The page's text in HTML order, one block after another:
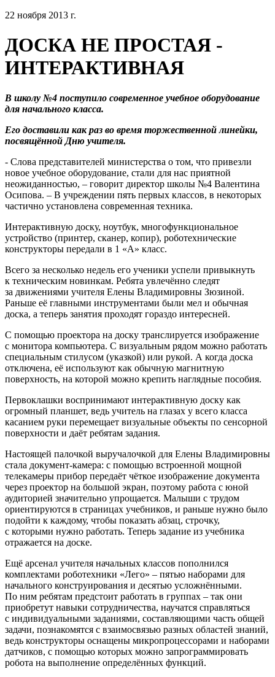
22 ноября 2013 г.
ДОСКА НЕ ПРОСТАЯ -
ИНТЕРАКТИВНАЯ
В школу №4 поступило современное учебное оборудование
для начального класса.
Его доставили как раз во время торжественной линейки,
посвящённой Дню учителя.
- Слова представителей министерства о том, что привезли
новое учебное оборудование, стали для нас приятной
неожиданностью, – говорит директор школы №4 Валентина
Осипова. – В учреждении пять первых классов, в некоторых
частично установлена современная техника.
Интерактивную доску, ноутбук, многофункциональное
устройство (принтер, сканер, копир), роботехнические
конструкторы передали в 1 «А» класс.
Всего за несколько недель его ученики успели привыкнуть
к техническим новинкам. Ребята увлечённо следят
за движениями учителя Елены Владимировны Зюзиной.
Раньше её главными инструментами были мел и обычная
доска, а теперь занятия проходят гораздо интересней.
С помощью проектора на доску транслируется изображение
с монитора компьютера. С визуальным рядом можно работать
специальным стилусом (указкой) или рукой. А когда доска
отключена, её используют как обычную магнитную
поверхность, на которой можно крепить наглядные пособия.
Первоклашки воспринимают интерактивную доску как
огромный планшет, ведь учитель на глазах у всего класса
касанием руки перемещает визуальные объекты по сенсорной
поверхности и даёт ребятам задания.
Настоящей палочкой выручалочкой для Елены Владимировны
стала документ-камера: с помощью встроенной мощной
телекамеры прибор передаёт чёткое изображение документа
через проектор на большой экран, поэтому работа с юной
аудиторией значительно упрощается. Малыши с трудом
ориентируются в страницах учебников, и раньше нужно было
подойти к каждому, чтобы показать абзац, строчку,
с которыми нужно работать. Теперь задание из учебника
отражается на доске.
Ещё арсенал учителя начальных классов пополнился
комплектами роботехники «Лего» – пятью наборами для
начального конструирования и десятью усложнёнными.
По ним ребятам предстоит работать в группах – так они
приобретут навыки сотрудничества, научатся справляться
с индивидуальными заданиями, составляющими часть общей
задачи, познакомятся с взаимосвязью разных областей знаний,
ведь конструкторы оснащены микропроцессорами и наборами
датчиков, с помощью которых можно запрограммировать
робота на выполнение определённых функций.